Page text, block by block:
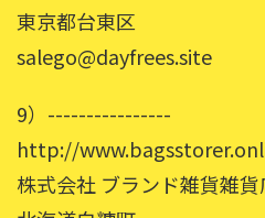
東京都台東区
salego@dayfrees.site
9）----------------
http://
株式会社 ブランド雑貨雑